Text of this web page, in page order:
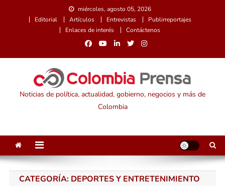
miércoles, agosto 05, 2026
Editorial
Artículos Entrevistas
Publirreportajes
Enlaces de interés
Contáctenos
Noticias de política, actualidad, gobierno, negocios y más de
Colombia
CATEGORÍA: DEPORTES Y ENTRETENIMIENTO